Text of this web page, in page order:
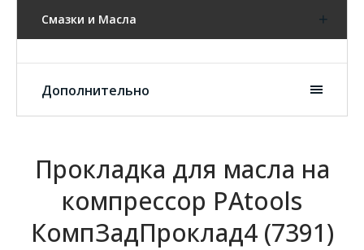
Смазки и Масла
Дополнительно
Прокладка для масла на
компрессор PAtools
КомпЗадПроклад4 (7391)